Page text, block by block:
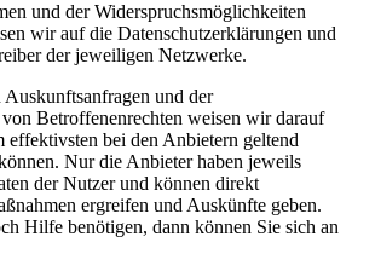
und der Widerspruchsmöglichkeiten
wir auf die Datenschutzerklärungen und
der jeweiligen Netzwerke.
und der
Betroffenenrechten weisen wir darauf
effektivsten bei den Anbietern geltend
Nur die Anbieter haben jeweils
der Nutzer und können direkt
ergreifen und Auskünfte geben.
Hilfe benötigen, dann können Sie sich an